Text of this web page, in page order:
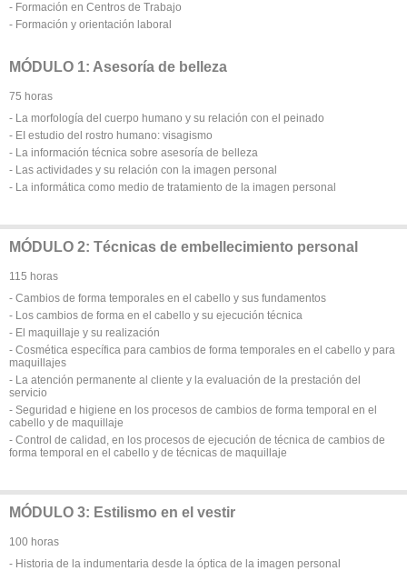
- Formación en Centros de Trabajo
- Formación y orientación laboral
MÓDULO 1: Asesoría de belleza
75 horas
- La morfología del cuerpo humano y su relación con el peinado
- EI estudio del rostro humano: visagismo
- La información técnica sobre asesoría de belleza
- Las actividades y su relación con la imagen personal
- La informática como medio de tratamiento de la imagen personal
MÓDULO 2: Técnicas de embellecimiento personal
115 horas
- Cambios de forma temporales en el cabello y sus fundamentos
- Los cambios de forma en el cabello y su ejecución técnica
- El maquillaje y su realización
- Cosmética específica para cambios de forma temporales en el cabello y para
maquillajes
- La atención permanente al cliente y la evaluación de la prestación del
servicio
- Seguridad e higiene en los procesos de cambios de forma temporal en el
cabello y de maquillaje
- Control de calidad, en los procesos de ejecución de técnica de cambios de
forma temporal en el cabello y de técnicas de maquillaje
MÓDULO 3: Estilismo en el vestir
100 horas
- Historia de la indumentaria desde la óptica de la imagen personal